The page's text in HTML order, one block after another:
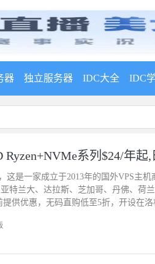
器 独立服务器 IDC大全 IDC
Ryzen+NVMe系列$24/年
这是一家成立于2013年的国外VPS主
特兰大、达拉斯、芝加哥、丹佛、荷
提供优惠，无码直购低至5折，开设在